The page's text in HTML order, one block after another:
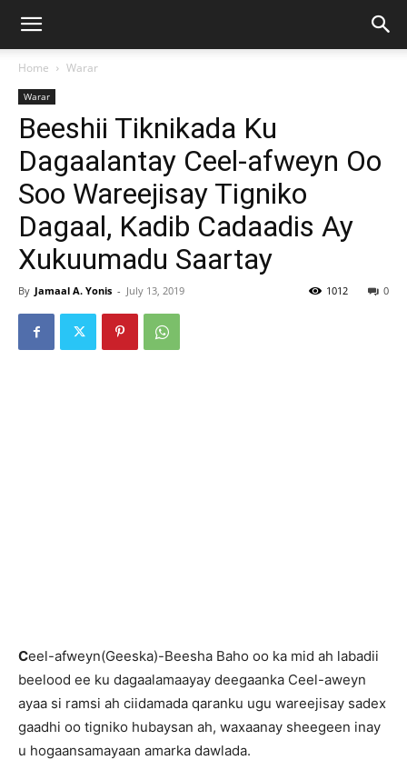
Home Warar
Warar
Beeshii Tiknikada Ku
Dagaalantay Ceel-afweyn Oo
Soo Wareejisay Tigniko
Dagaal, Kadib Cadaadis Ay
Xukuumadu Saartay
By Jamaal A. Yonis - July 13, 2019 0
1012
Ceel-afweyn(Geeska)-Beesha Baho oo ka mid ah labadii
beelood ee ku dagaalamaayay deegaanka Ceel-aweyn
ayaa si ramsi ah ciidamada qaranku ugu wareejisay sadex
gaadhi oo tigniko hubaysan ah, waxaanay sheegeen inay
u hogaansamayaan amarka dawlada.